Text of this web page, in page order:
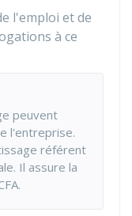
l'emploi et de
à ce
peuvent
l'entreprise.
référent
Il assure la